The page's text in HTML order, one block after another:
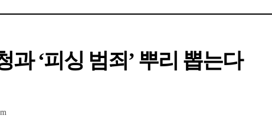
과 ‘피싱 범죄’ 뿌리 뽑는다